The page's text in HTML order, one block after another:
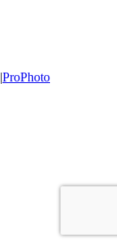
|ProPhoto